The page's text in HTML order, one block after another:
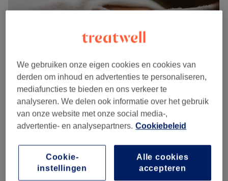
Pegi Beauty
4,9
191 reviews
Facial - Skin Lifting
We gebruiken onze eigen cookies en cookies van
derden om inhoud en advertenties te personaliseren,
mediafuncties te bieden en ons verkeer te
analyseren. We delen ook informatie over het gebruik
van onze website met onze social media-,
advertentie- en analysepartners. Cookiebeleid
Alle cookies
accepteren
Cookie-
instellingen